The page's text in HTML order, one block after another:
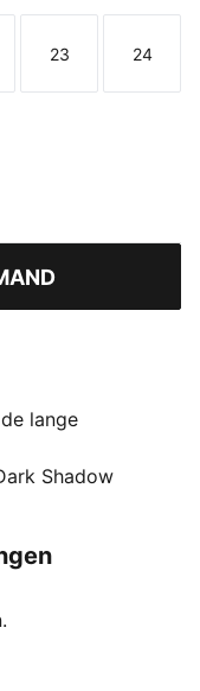
Maat
23
Maat
24
lange
de voetjes van je
zijn
niet alleen
ook een
en texturen
Shadow